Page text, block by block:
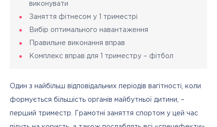
виконувати
Заняття фітнесом у 1 триместрі
Вибір оптимального навантаження
Правильне виконання вправ
Комплекс вправ для 1 триместру – фітбол
Один з найбільш відповідальних періодів вагітності, коли
формується більшість органів майбутньої дитини, –
перший триместр. Грамотні заняття спортом у цей час